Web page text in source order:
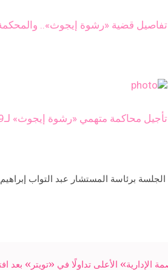
تفاصيل قضية «رشوة إيجوث».. والمحكمة
تأجيل محاكمة متهمي «رشوة إيجوث» لـ9 سبتمبر.. وإخلاء سبيل 4 بكفالة مليون جنيه لكل منهم
برئاسة المستشار عبد التواب
الإدارية» الأعلى تداولًا في «تويتر» بعد